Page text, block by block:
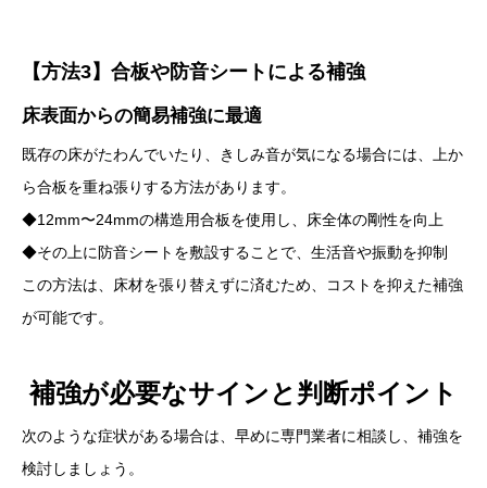
【方法3】合板や防音シートによる補強
床表面からの簡易補強に最適
既存の床がたわんでいたり、きしみ音が気になる場合には、上か
ら合板を重ね張りする方法があります。
◆12mm〜24mmの構造用合板を使用し、床全体の剛性を向上
◆その上に防音シートを敷設することで、生活音や振動を抑制
この方法は、床材を張り替えずに済むため、コストを抑えた補強
が可能です。
補強が必要なサインと判断ポイント
次のような症状がある場合は、早めに専門業者に相談し、補強を
検討しましょう。